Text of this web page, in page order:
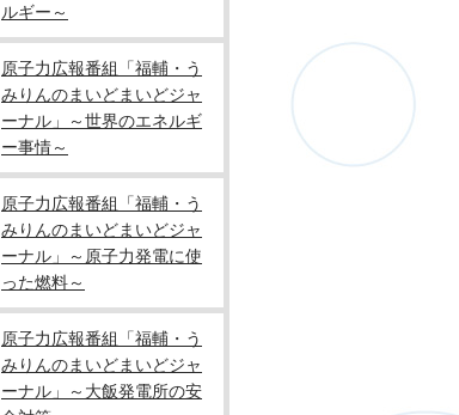
ルギー～
原子力広報番組「福輔・う
みりんのまいどまいどジャ
ーナル」～世界のエネルギ
ー事情～
原子力広報番組「福輔・う
みりんのまいどまいどジャ
ーナル」～原子力発電に使
った燃料～
原子力広報番組「福輔・う
みりんのまいどまいどジャ
ーナル」～大飯発電所の安